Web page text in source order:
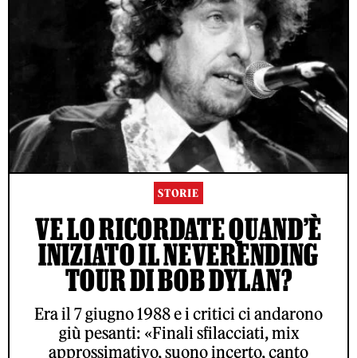
STORIE
VE LO RICORDATE QUAND’È
INIZIATO IL NEVERENDING
TOUR DI BOB DYLAN?
Era il 7 giugno 1988 e i critici ci andarono
giù pesanti: «Finali sfilacciati, mix
approssimativo, suono incerto, canto